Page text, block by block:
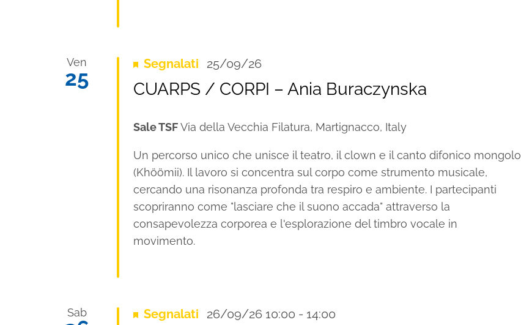
Ven
25
Segnalati 25/09/26
CUARPS / CORPI – Ania Buraczynska
Sale TSFVia della Vecchia Filatura, Martignacco, Italy
Un percorso unico che unisce il teatro, il clown e il canto difonico mongolo
(Khöömii). Il lavoro si concentra sul corpo come strumento musicale,
cercando una risonanza profonda tra respiro e ambiente. I partecipanti
scopriranno come "lasciare che il suono accada" attraverso la
consapevolezza corporea e l'esplorazione del timbro vocale in
movimento.
Sab Segnalati 26/09/26 10:00 - 14:00